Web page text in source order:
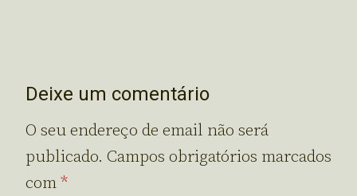
Deixe um comentário
O seu endereço de email não será
publicado. Campos obrigatórios marcados
com*